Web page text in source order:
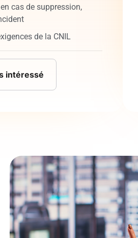
cas de suppression,
de la CNIL
intéressé